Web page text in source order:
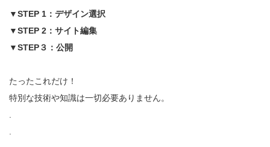
▼STEP 1：デザイン選択
▼STEP 2：サイト編集
▼STEP３：公開
たったこれだけ！
特別な技術や知識は一切必要ありません。